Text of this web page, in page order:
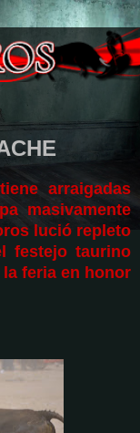
arraigadas
masivamente
lució repleto
festejo taurino
feria en honor